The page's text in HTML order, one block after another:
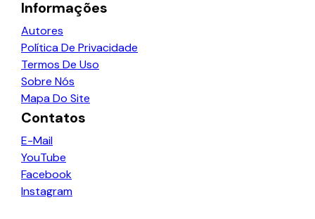
Informações
Autores
Política De Privacidade
Termos De Uso
Sobre Nós
Mapa Do Site
Contatos
E-Mail
YouTube
Facebook
Instagram